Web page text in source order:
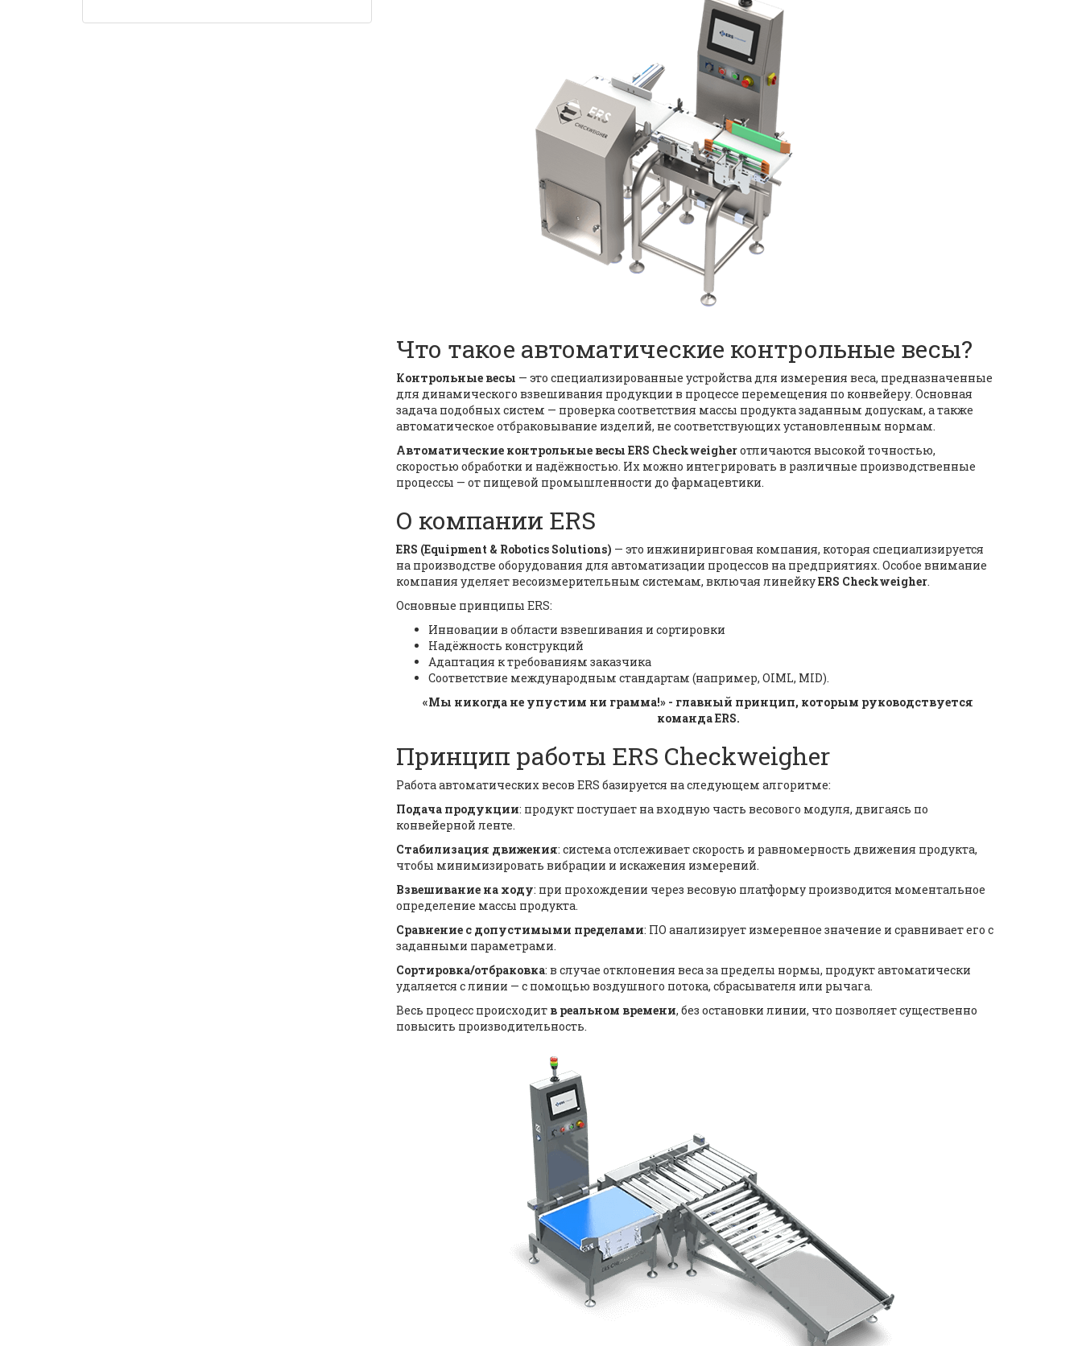
Что такое автоматические контрольные весы?
Контрольные весы — это специализированные устройства для измерения веса, предназначенные
для динамического взвешивания продукции в процессе перемещения по конвейеру. Основная
задача подобных систем — проверка соответствия массы продукта заданным допускам, а также
автоматическое отбраковывание изделий, не соответствующих установленным нормам.
Автоматические контрольные весы ERS Checkweigherотличаются высокой точностью,
скоростью обработки и надёжностью. Их можно интегрировать в различные производственные
процессы — от пищевой промышленности до фармацевтики.
О компании ERS
ERS (Equipment & Robotics Solutions) — это инжиниринговая компания, которая специализируется
на производстве оборудования для автоматизации процессов на предприятиях. Особое внимание
компания уделяет весоизмерительным системам, включая линейкуERS Checkweigher.
Основные принципы ERS:
Инновации в области взвешивания и сортировки
Надёжность конструкций
Адаптация к требованиям заказчика
Соответствие международным стандартам (например, OIML, MID).
«Мы никогда не упустим ни грамма!» - главный принцип, которым руководствуется
команда ERS.
Принцип работы ERS Checkweigher
Работа автоматических весов ERS базируется на следующем алгоритме:
Подача продукции: продукт поступает на входную часть весового модуля, двигаясь по
конвейерной ленте.
Стабилизация движения: система отслеживает скорость и равномерность движения продукта,
чтобы минимизировать вибрации и искажения измерений.
Взвешивание на ходу: при прохождении через весовую платформу производится моментальное
определение массы продукта.
Сравнение с допустимыми пределами: ПО анализирует измеренное значение и сравнивает его с
заданными параметрами.
Сортировка/отбраковка: в случае отклонения веса за пределы нормы, продукт автоматически
удаляется с линии — с помощью воздушного потока, сбрасывателя или рычага.
Весь процесс происходит в реальном времени, без остановки линии, что позволяет существенно
повысить производительность.